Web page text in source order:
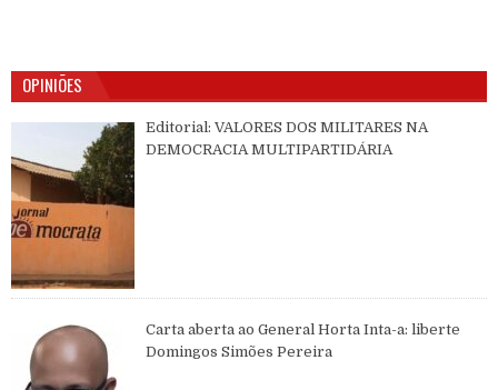
OPINIÕES
Editorial: VALORES DOS MILITARES NA
DEMOCRACIA MULTIPARTIDÁRIA
Carta aberta ao General Horta Inta-a: liberte
Domingos Simões Pereira